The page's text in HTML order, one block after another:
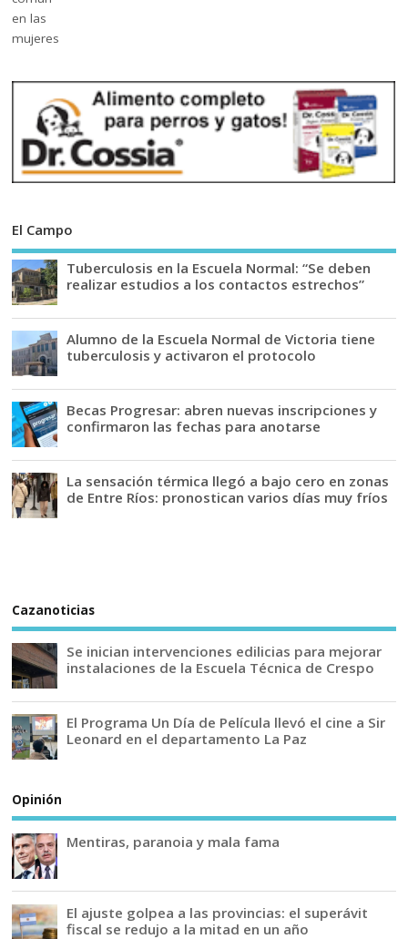
El Campo
Tuberculosis en la Escuela Normal: “Se deben
realizar estudios a los contactos estrechos”
Alumno de la Escuela Normal de Victoria tiene
tuberculosis y activaron el protocolo
Becas Progresar: abren nuevas inscripciones y
confirmaron las fechas para anotarse
La sensación térmica llegó a bajo cero en zonas
de Entre Ríos: pronostican varios días muy fríos
Cazanoticias
Se inician intervenciones edilicias para mejorar
instalaciones de la Escuela Técnica de Crespo
El Programa Un Día de Película llevó el cine a Sir
Leonard en el departamento La Paz
Opinión
Mentiras, paranoia y mala fama
El ajuste golpea a las provincias: el superávit
fiscal se redujo a la mitad en un año